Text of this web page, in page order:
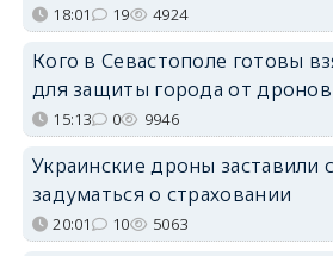
18:01 19 4924
Кого в Севастополе готовы
для защиты города от дронов
15:13 0 9946
Украинские дроны заставили
задуматься о страховании
20:01 10 5063